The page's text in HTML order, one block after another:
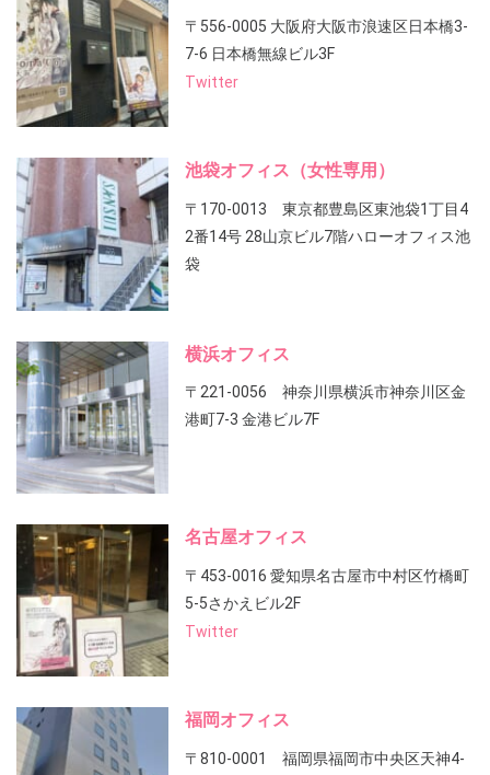
〒556-0005 大阪府大阪市浪速区日本橋3-
7-6 日本橋無線ビル3F
Twitter
池袋オフィス（女性専用）
〒170-0013 東京都豊島区東池袋1丁目4
2番14号 28山京ビル7階ハローオフィス池
袋
横浜オフィス
〒221-0056 神奈川県横浜市神奈川区金
港町7-3 金港ビル7F
名古屋オフィス
〒453-0016 愛知県名古屋市中村区竹橋町
5-5さかえビル2F
Twitter
福岡オフィス
〒810-0001 福岡県福岡市中央区天神4-